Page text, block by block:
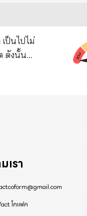
เส้นโลหิต
งเคียง/
คน
ดังนั้น
นจะ
กหกนี้
าไป
เรา
โคแฟค